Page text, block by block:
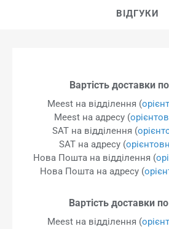
ВІДГУКИ
Вартість доставки по
Meest на відділення (
Meest на адресу (
SAT на відділення (
SAT на адресу (
Нова Пошта на відділення (
Нова Пошта на адресу (
Вартість доставки
Meest на відділення (